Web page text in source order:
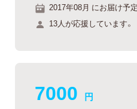
2017年08月 にお届け予定
13人が応援しています。
7000 円